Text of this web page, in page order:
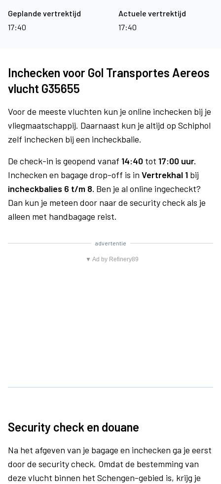
Geplande vertrektijd
17:40
Actuele vertrektijd
17:40
Inchecken voor Gol Transportes Aereos
vlucht G35655
Voor de meeste vluchten kun je online inchecken bij je
vliegmaatschappij. Daarnaast kun je altijd op Schiphol
zelf inchecken bij een incheckbalie.
De check-in is geopend vanaf 14:40 tot 17:00 uur.
Inchecken en bagage drop-off is in Vertrekhal 1 bij
incheckbalies 6 t/m 8. Ben je al online ingecheckt?
Dan kun je meteen door naar de security check als je
alleen met handbagage reist.
advertentie
▼ Ad by Refinery89
Security check en douane
Na het afgeven van je bagage en inchecken ga je eerst
door de security check. Omdat de bestemming van
deze vlucht binnen het Schengen-gebied is, krijg je